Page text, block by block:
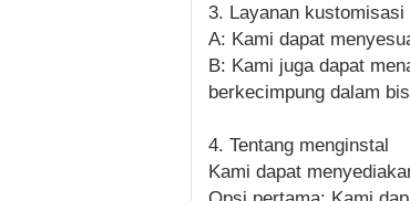
3. Layanan kustomisasi
A: Kami dapat
B: Kami juga dapat
berkecimpung dalam
4. Tentang menginstal
Kami dapat